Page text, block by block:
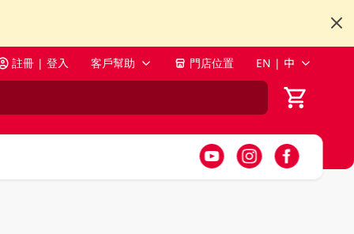
註冊 | 登入 客戶幫助 門店位置 EN | 中